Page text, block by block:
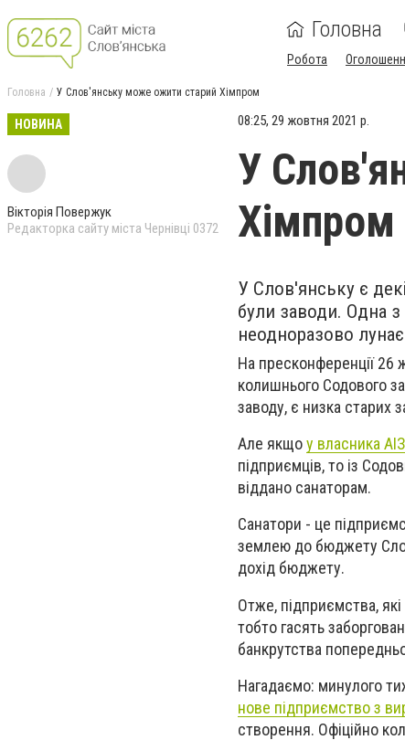
Головна
Робота
Головна У Слов'янську може ожити старий Хімпром
НОВИНА
Вікторія Повержук
Редакторка сайту міста Чернівці 0372
08:25, 29 жовтня 2021 р.
У
Хімпром
У Слов'янську є
були заводи. Одна
неодноразово
На пресконференції 26
колишнього Содового
заводу, є низка старих
Але якщоу власника
підприємців, то із
віддано санаторам.
Санатори - це
землею до бюджету
дохід бюджету.
Отже, підприємства,
тобто гасять
банкрутства
Нагадаємо: минулого
нове підприємство з
створення. Офіційно